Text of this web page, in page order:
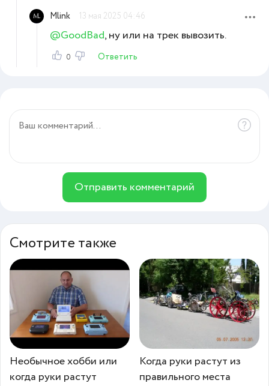
Mlink 13 мая 2025 04:46
@GoodBad, ну или на трек вывозить.
0 Ответить
Отправить комментарий
Смотрите также
Необычное хобби или
когда руки растут
Когда руки растут из
правильного места